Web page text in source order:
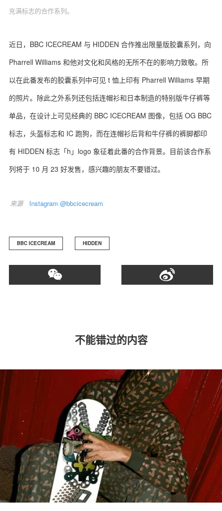
充满标志的合作系列。
近日，BBC ICECREAM 与 HIDDEN 合作推出限量版胶囊系列，向
Pharrell Williams 和他对文化和风格的无所不在的影响力致敬。所
以在此番发布的胶囊系列中可见 t 恤上印有 Pharrell Williams 早期
的照片。除此之外系列还包括连帽衫和日本制造的特别版牛仔裤等
单品，在设计上可见经典的 BBC ICECREAM 图像，包括 OG BBC
标志，头盔标志和 IC 跑狗，而在连帽衫后背和牛仔裤的裤脚都印
有 HIDDEN 标志「h」logo 象征着此番的合作背景。目前该合作系
列将于 10 月 23 好发售，感兴趣的朋友不要错过。
来源 Instagram @bbcicecream
BBC ICECREAM HIDDEN
不能错过的内容